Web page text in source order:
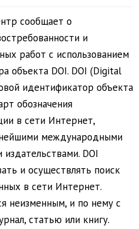
сообщает о
и
работ с использованием
объекта DOI. DOI (Digital
идентификатор объекта
обозначения
в сети Интернет,
международными
DOI
и осуществлять поиск
в сети Интернет.
неизменным, и по нему с
статью или книгу.